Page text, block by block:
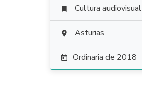
 Cultura audiovisual
 Asturias
 Ordinaria de 2018